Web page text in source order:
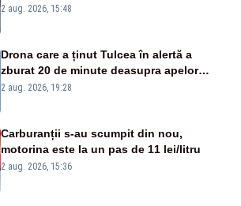
detonările luni – VIDEO
2 aug. 2026, 15:48
Drona care a ținut Tulcea în alertă a
zburat 20 de minute deasupra apelor
României. Au fost ridicate două F-16
2 aug. 2026, 19:28
Carburanții s-au scumpit din nou,
motorina este la un pas de 11 lei/litru
2 aug. 2026, 15:36